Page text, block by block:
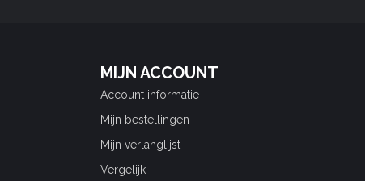
MIJN ACCOUNT
Account informatie
Mijn bestellingen
Mijn verlanglijst
Vergelijk